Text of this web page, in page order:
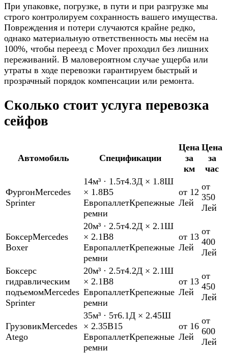
При упаковке, погрузке, в пути и при разгрузке мы
строго контролируем сохранность вашего имущества.
Повреждения и потери случаются крайне редко,
однако материальную ответственность мы несём на
100%, чтобы переезд с Mover проходил без лишних
переживаний. В маловероятном случае ущерба или
утраты в ходе перевозки гарантируем быстрый и
прозрачный порядок компенсации или ремонта.
Сколько стоит услуга перевозка
сейфов
Автомобиль Спецификации
Цена
за
км
Цена
за
час
ФургонMercedes
Sprinter
14м³ · 1.5т4.3Д × 1.8Ш
× 1.8В5
ЕвропаллетКрепежные
ремни
от 12
Лей
от
350
Лей
БоксерMercedes
Boxer
20м³ · 2.5т4.2Д × 2.1Ш
× 2.1В8
ЕвропаллетКрепежные
ремни
от 13
Лей
от
400
Лей
Боксерс
гидравлическим
подъемомMercedes
Sprinter
20м³ · 2.5т4.2Д × 2.1Ш
× 2.1В8
ЕвропаллетКрепежные
ремни
от 13
Лей
от
450
Лей
ГрузовикMercedes
Atego
35м³ · 5т6.1Д × 2.45Ш
× 2.35В15
ЕвропаллетКрепежные
ремни
от 16
Лей
от
600
Лей